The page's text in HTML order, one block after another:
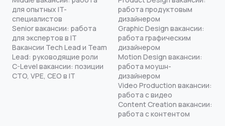
для опытных IT-
специалистов
Senior вакансии: работа
для экспертов в IT
Вакансии Tech Lead и Team
Lead: руководящие роли
C-Level вакансии: позиции
CTO, VPE, CEO в IT
работа продуктовым
дизайнером
Graphic Design вакансии:
работа графическим
дизайнером
Motion Design вакансии:
работа моушн-
дизайнером
Video Production вакансии:
работа с видео
Content Creation вакансии:
работа с контентом